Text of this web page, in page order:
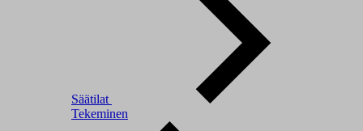
Säätilat
Tekeminen